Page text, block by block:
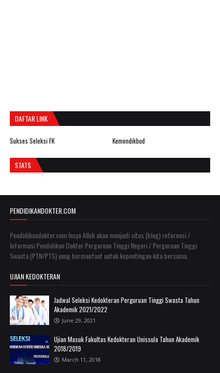
DAFTAR LINK
Sukses Seleksi FK Kemendikbud
STATS
PENDIDIKANDOKTER.COM
Pendidikandokter.com Insya Alloh akan menjadi situs (blog) referensi /
Informasi Pendidikan Dokter Perguruan Tinggi Negeri / Perguruan Tinggi
Swasta (PTN/PTS) yang bermanfaat untuk kepentingan kita bersama.
UJIAN KEDOKTERAN
Jadwal Seleksi Kedokteran Perguruan Tinggi Swasta Tahun
Akademik 2021/2022
June 29, 2021
Ujian Masuk Fakultas Kedokteran Unissula Tahun Akademik
2018/2019
March 11, 2018